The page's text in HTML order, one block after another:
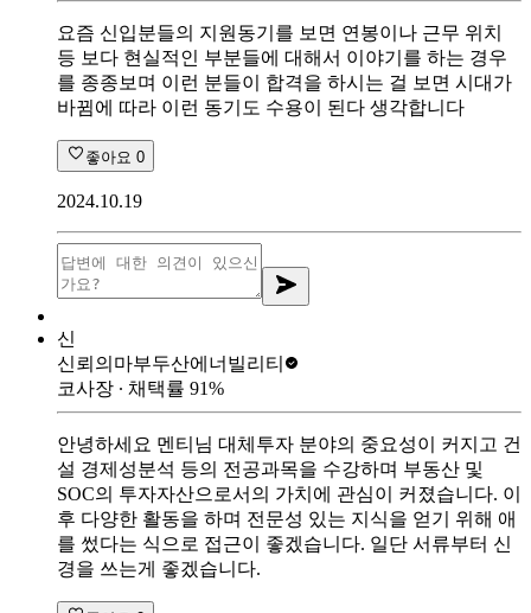
요즘 신입분들의 지원동기를 보면 연봉이나 근무 위치
등 보다 현실적인 부분들에 대해서 이야기를 하는 경우
를 종종보며 이런 분들이 합격을 하시는 걸 보면 시대가
바뀜에 따라 이런 동기도 수용이 된다 생각합니다
좋아요 0
2024.10.19
신
신뢰의마부두산에너빌리티
코사장 ∙ 채택률 91%
안녕하세요 멘티님 대체투자 분야의 중요성이 커지고 건
설 경제성분석 등의 전공과목을 수강하며 부동산 및
SOC의 투자자산으로서의 가치에 관심이 커졌습니다. 이
후 다양한 활동을 하며 전문성 있는 지식을 얻기 위해 애
를 썼다는 식으로 접근이 좋겠습니다. 일단 서류부터 신
경을 쓰는게 좋겠습니다.